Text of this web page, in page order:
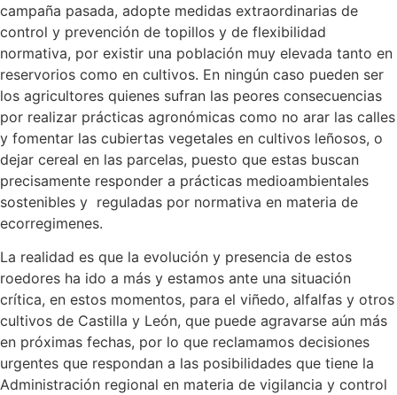
campaña pasada, adopte medidas extraordinarias de
control y prevención de topillos y de flexibilidad
normativa, por existir una población muy elevada tanto en
reservorios como en cultivos. En ningún caso pueden ser
los agricultores quienes sufran las peores consecuencias
por realizar prácticas agronómicas como no arar las calles
y fomentar las cubiertas vegetales en cultivos leñosos, o
dejar cereal en las parcelas, puesto que estas buscan
precisamente responder a prácticas medioambientales
sostenibles y reguladas por normativa en materia de
ecorregimenes.
La realidad es que la evolución y presencia de estos
roedores ha ido a más y estamos ante una situación
crítica, en estos momentos, para el viñedo, alfalfas y otros
cultivos de Castilla y León, que puede agravarse aún más
en próximas fechas, por lo que reclamamos decisiones
urgentes que respondan a las posibilidades que tiene la
Administración regional en materia de vigilancia y control